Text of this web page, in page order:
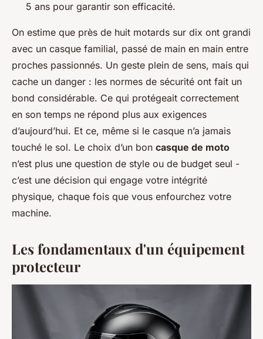
5 ans pour garantir son efficacité.
On estime que près de huit motards sur dix ont grandi
avec un casque familial, passé de main en main entre
proches passionnés. Un geste plein de sens, mais qui
cache un danger : les normes de sécurité ont fait un
bond considérable. Ce qui protégeait correctement
en son temps ne répond plus aux exigences
d’aujourd’hui. Et ce, même si le casque n’a jamais
touché le sol. Le choix d’un bon casque de moto
n’est plus une question de style ou de budget seul -
c’est une décision qui engage votre intégrité
physique, chaque fois que vous enfourchez votre
machine.
Les fondamentaux d'un équipement
protecteur